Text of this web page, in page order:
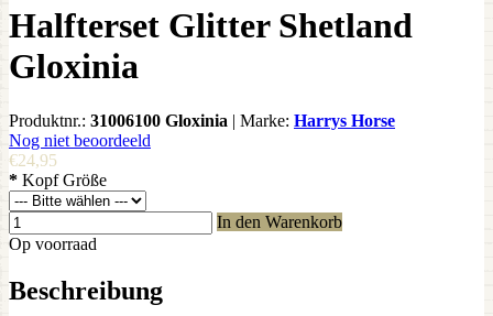
Halfterset Glitter Shetland
Gloxinia
Produktnr.: 31006100 Gloxinia | Marke: Harrys Horse
Nog niet beoordeeld
€24,95
* Kopf Größe
In den Warenkorb
Op voorraad
Beschreibung